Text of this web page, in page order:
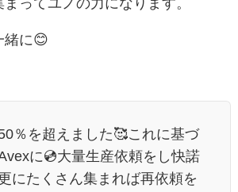
ってユノの力になります。
緒に😊
％を超えました🥰これに基づ
に💿大量生産依頼をし快諾
にたくさん集まれば再依頼を